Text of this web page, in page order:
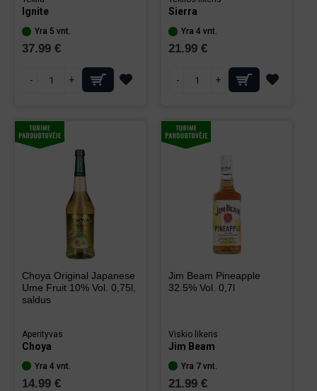
Ignite
Yra 5 vnt.
37.99 €
- +
Sierra
Yra 4 vnt.
21.99 €
- +
Choya Original Japanese
Ume Fruit 10% Vol. 0,75l,
saldus
Aperityvas
Choya
Yra 4 vnt.
14.99 €
Jim Beam Pineapple
32.5% Vol. 0,7l
Viskio likeris
Jim Beam
Yra 7 vnt.
21.99 €